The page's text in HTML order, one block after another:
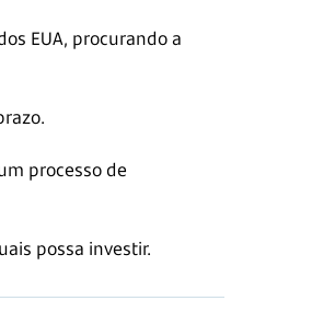
EUA, procurando a
processo de
possa investir.